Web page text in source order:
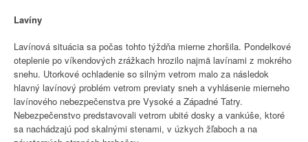
Lavíny
Lavínová situácia sa počas tohto týždňa mierne zhoršila. Pondelkové
oteplenie po víkendových zrážkach hrozilo najmä lavínami z mokrého
snehu. Utorkové ochladenie so silným vetrom malo za následok
hlavný lavínový problém vetrom previaty sneh a vyhlásenie mierneho
lavínového nebezpečenstva pre Vysoké a Západné Tatry.
Nebezpečenstvo predstavovali vetrom ubité dosky a vankúše, ktoré
sa nachádzajú pod skalnými stenami, v úzkych žľaboch a na